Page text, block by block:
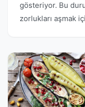
gösteriyor. Bu
zorlukları aşmak